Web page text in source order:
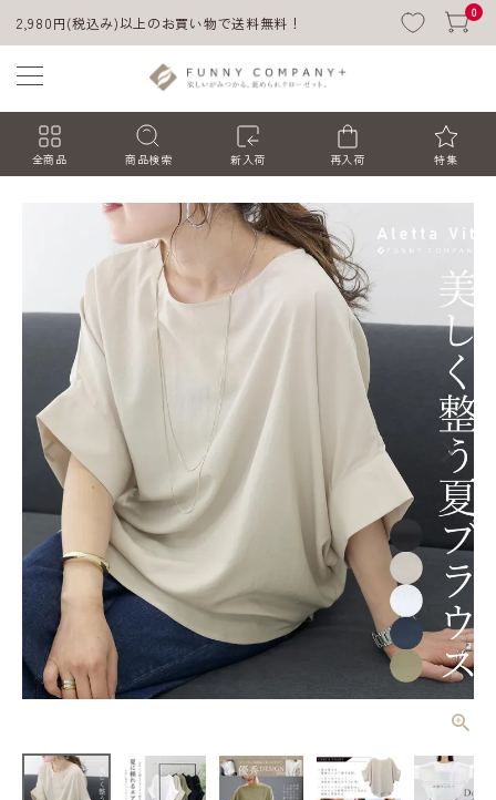
2,980円(税込み)以上のお買い物で送料無料！
0
全商品 商品検索 新入荷 再入荷 特集
ACCOUNT MENU
ようこそ ゲスト 様
ログイン 会員登録
エステルロー
ン華奢見えド
便可/ma1】